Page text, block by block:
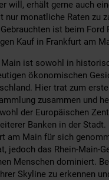
will, erhält gerne auch
nur monatliche Raten zu
ist beim Ford
Kauf in Frankfurt am
ist sowohl in
ökonomischen
Hier trat zum
zusammen und
der Europäischen
Banken in der
am Main für sich
jedoch das Rhein-Main-
Menschen dominiert.
Skyline zu erkennen